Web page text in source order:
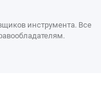
инструмента. Все